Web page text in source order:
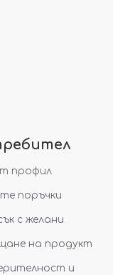
профил
поръчки
с желани
на продукт
и